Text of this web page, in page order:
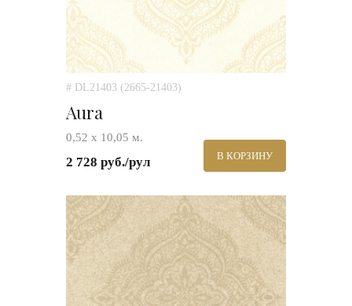
# DL21403 (2665-21403)
Aura
0,52 х 10,05 м.
2 728 руб./рул В КОРЗИНУ